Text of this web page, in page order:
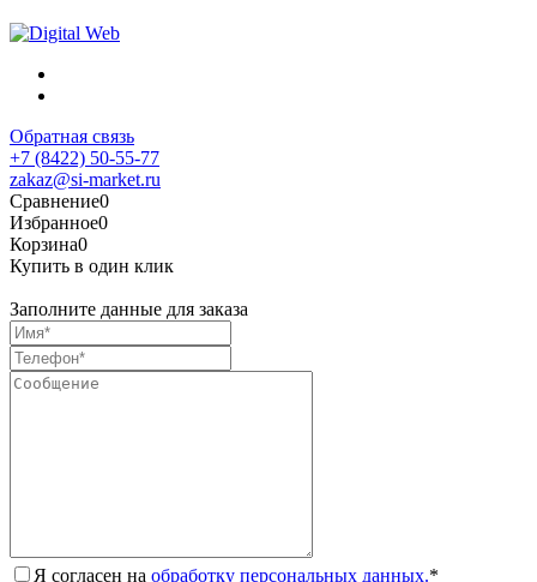
Обратная связь
+7 (8422) 50-55-77
zakaz@si-market.ru
Сравнение0
Избранное0
Корзина0
Купить в один клик
Заполните данные для заказа
Я согласен на обработку персональных данных.*